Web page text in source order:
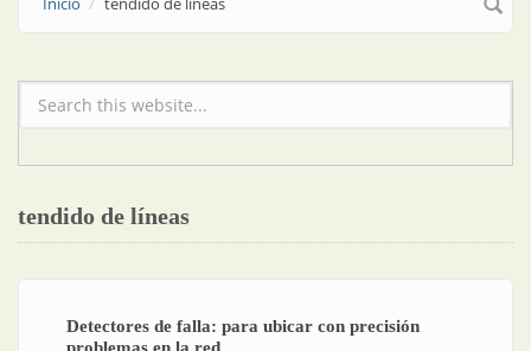
Formulario de búsqueda
tendido de líneas
Detectores de falla: para ubicar con precisión